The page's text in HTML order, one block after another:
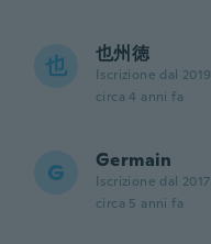
也 也州徳
Iscrizione dal 2019
circa 4 anni fa
G Germain
Iscrizione dal 2017
circa 5 anni fa